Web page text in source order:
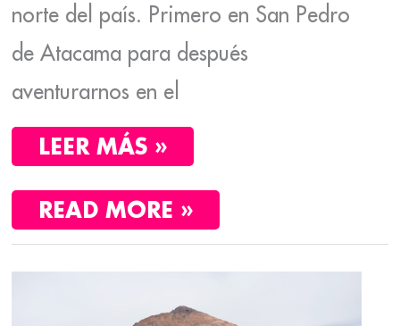
norte del país. Primero en San Pedro
de Atacama para después
aventurarnos en el
LEER MÁS »
READ MORE »
UN